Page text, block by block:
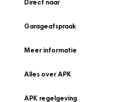
Direct naar
Garageafspraak
Meer informatie
Alles over APK
APK regelgeving